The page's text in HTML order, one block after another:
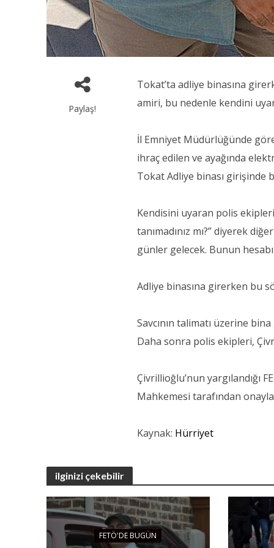
Paylaş!
Tokat’ta adliye binasına
amiri, bu nedenle kendini
İl Emniyet Müdürlüğünde
ihraç edilen ve ayağında
Tokat Adliye binası girişinde
Kendisini uyaran polis
tanımadınız mı?” diyerek
günler gelecek. Bunun
Adliye binasına girerken bu
Savcının talimatı üzerine
Daha sonra polis ekipleri,
Çivrillioğlu’nun yargılandığı
Mahkemesi tarafından
Kaynak: Hürriyet
ilginizi çekebilir
FETÖ'DE BUGÜN